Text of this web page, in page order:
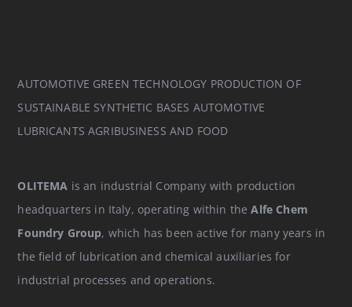
AUTOMOTIVE GREEN TECHNOLOGY PRODUCTION OF
SUSTAINABLE SYNTHETIC BASES AUTOMOTIVE
LUBRICANTS AGRIBUSINESS AND FOOD
OLITEMA is an industrial Company with production
headquarters in Italy, operating within theAlfe Chem
Foundry Group, which has been active for many years in
the field of lubrication and chemical auxiliaries for
industrial processes and operations.